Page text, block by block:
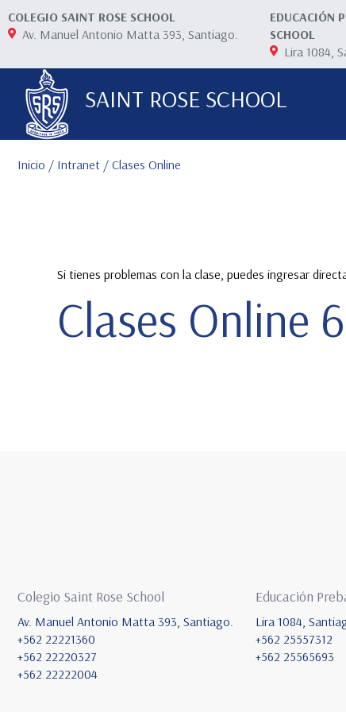
COLEGIO SAINT ROSE SCHOOL
Av. Manuel Antonio Matta 393, Santiago.
EDUCACIÓN
SCHOOL
Lira 1084,
SAINT ROSE SCHOOL
Inicio / Intranet / Clases Online
Si tienes problemas con la clase, puedes ingresar
Clases Online
Colegio Saint Rose School
Av. Manuel Antonio Matta 393, Santiago.
+562 22221360
+562 22220327
+562 22222004
Educación
Lira 1084,
+562 25557312
+562 25565693